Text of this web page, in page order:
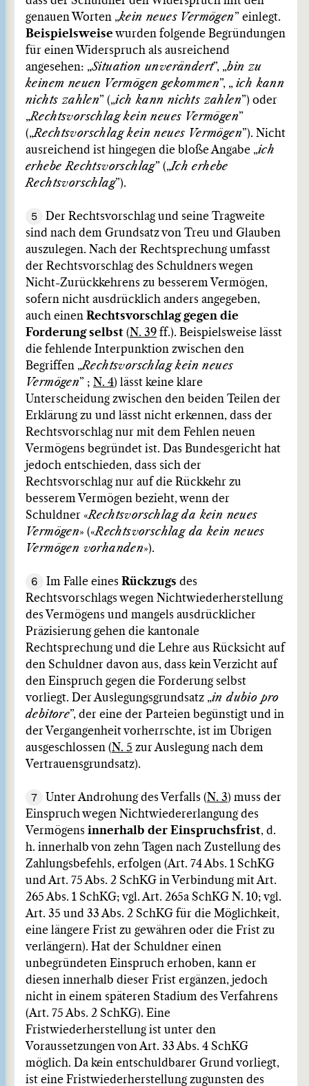
genauen Worten „kein neues Vermögen” einlegt.
Beispielsweisewurden folgende Begründungen
für einen Widerspruch als ausreichend
angesehen: „Situation unverändert”, „bin zu
keinem neuen Vermögen gekommen”, „ ich kann
nichts zahlen” („ich kann nichts zahlen”) oder
„Rechtsvorschlag kein neues Vermögen”
(„Rechtsvorschlag kein neues Vermögen”). Nicht
ausreichend ist hingegen die bloße Angabe „ich
erhebe Rechtsvorschlag” („Ich erhebe
Rechtsvorschlag”).
5
Der Rechtsvorschlag und seine Tragweite
sind nach dem Grundsatz von Treu und Glauben
auszulegen. Nach der Rechtsprechung umfasst
der Rechtsvorschlag des Schuldners wegen
Nicht-Zurückkehrens zu besserem Vermögen,
sofern nicht ausdrücklich anders angegeben,
auch einen Rechtsvorschlag gegen die
Forderung selbst (N. 39 ff.). Beispielsweise lässt
die fehlende Interpunktion zwischen den
Begriffen „Rechtsvorschlag kein neues
Vermögen” ; N. 4) lässt keine klare
Unterscheidung zwischen den beiden Teilen der
Erklärung zu und lässt nicht erkennen, dass der
Rechtsvorschlag nur mit dem Fehlen neuen
Vermögens begründet ist. Das Bundesgericht hat
jedoch entschieden, dass sich der
Rechtsvorschlag nur auf die Rückkehr zu
besserem Vermögen bezieht, wenn der
Schuldner «Rechtsvorschlag da kein neues
Vermögen» («Rechtsvorschlag da kein neues
Vermögen vorhanden»).
6 Im Falle eines Rückzugs des
Rechtsvorschlags wegen Nichtwiederherstellung
des Vermögens und mangels ausdrücklicher
Präzisierung gehen die kantonale
Rechtsprechung und die Lehre aus Rücksicht auf
den Schuldner davon aus, dass kein Verzicht auf
den Einspruch gegen die Forderung selbst
vorliegt. Der Auslegungsgrundsatz „in dubio pro
debitore”, der eine der Parteien begünstigt und in
der Vergangenheit vorherrschte, ist im Übrigen
ausgeschlossen (N. 5 zur Auslegung nach dem
Vertrauensgrundsatz).
7 Unter Androhung des Verfalls (N. 3) muss der
Einspruch wegen Nichtwiedererlangung des
Vermögens innerhalb der Einspruchsfrist, d.
h. innerhalb von zehn Tagen nach Zustellung des
Zahlungsbefehls, erfolgen (Art. 74 Abs. 1 SchKG
und Art. 75 Abs. 2 SchKG in Verbindung mit Art.
265 Abs. 1 SchKG; vgl. Art. 265a SchKG N. 10; vgl.
Art. 35 und 33 Abs. 2 SchKG für die Möglichkeit,
eine längere Frist zu gewähren oder die Frist zu
verlängern). Hat der Schuldner einen
unbegründeten Einspruch erhoben, kann er
diesen innerhalb dieser Frist ergänzen, jedoch
nicht in einem späteren Stadium des Verfahrens
(Art. 75 Abs. 2 SchKG). Eine
Fristwiederherstellung ist unter den
Voraussetzungen von Art. 33 Abs. 4 SchKG
möglich. Da kein entschuldbarer Grund vorliegt,
ist eine Fristwiederherstellung zugunsten des